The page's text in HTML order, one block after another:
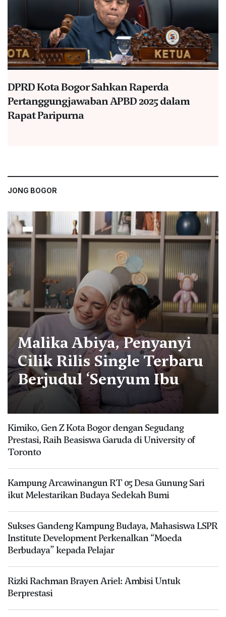
DPRD Kota Bogor Sahkan Raperda
Pertanggungjawaban APBD 2025 dalam
Rapat Paripurna
JONG BOGOR
Malika Abiya, Penyanyi
Cilik Rilis Single Terbaru
Berjudul ‘Senyum Ibu
Kimiko, Gen Z Kota Bogor dengan Segudang
Prestasi, Raih Beasiswa Garuda di University of
Toronto
Kampung Arcawinangun RT 05 Desa Gunung Sari
ikut Melestarikan Budaya Sedekah Bumi
Sukses Gandeng Kampung Budaya, Mahasiswa LSPR
Institute Development Perkenalkan “Moeda
Berbudaya” kepada Pelajar
Rizki Rachman Brayen Ariel: Ambisi Untuk
Berprestasi